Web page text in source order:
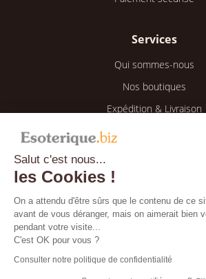
Salut c'est nous...
les Cookies !
On a attendu d'être sûrs que le contenu de ce
avant de vous déranger, mais on aimerait bien
pendant votre visite...
C'est OK pour vous ?
Consulter notre politique de confidentialité
Services
Qui sommes-nous
Nos boutiques
Expédition & Livraison
Retour & Remboursement
Mon compte
Mes informations